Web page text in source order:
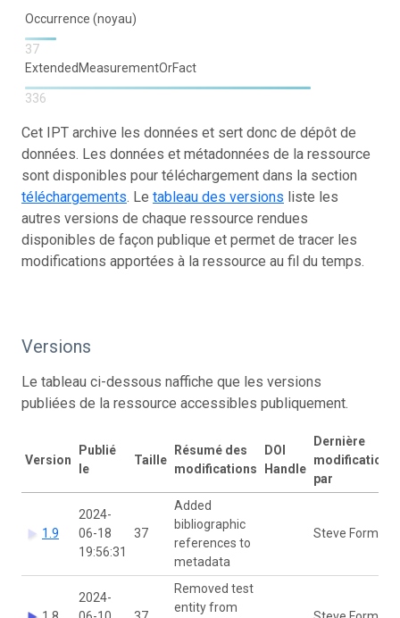
Occurrence (noyau)
37
ExtendedMeasurementOrFact
336
Cet IPT archive les données et sert donc de dépôt de
données. Les données et métadonnées de la ressource
sont disponibles pour téléchargement dans la section
téléchargements. Le tableau des versions liste les
autres versions de chaque ressource rendues
disponibles de façon publique et permet de tracer les
modifications apportées à la ressource au fil du temps.
Versions
Le tableau ci-dessous naffiche que les versions
publiées de la ressource accessibles publiquement.
Version
Publié
le
Taille
Résumé des
modifications
DOI
Handle
Dernière
modification
par
1.9
2024-
06-18
19:56:31
37
Added
bibliographic
references to
metadata
Steve Formel
2024-
Removed test
entity from